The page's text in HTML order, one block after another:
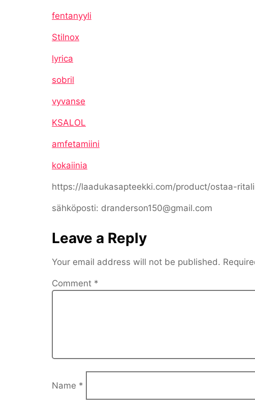
fentanyyli
Stilnox
lyrica
sobril
vyvanse
KSALOL
amfetamiini
kokaiinia
https://laadukasapteekki.com/product/ostaa-
sähköposti: dranderson150@gmail.com
Leave a Reply
Your email address will not be published.
Comment *
Name *